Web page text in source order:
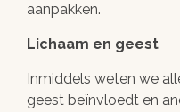
aanpakken.
Lichaam en geest
Inmiddels weten we
geest beïnvloedt en